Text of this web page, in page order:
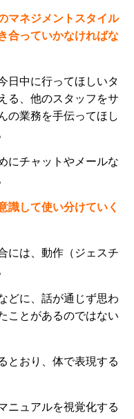
マネジメントスタイル
合っていかなければな
日中に行ってほしいタ
る、他のスタッフをサ
の業務を手伝ってほし
にチャットやメールな
識して使い分けていく
には、動作（ジェスチ
どに、話が通じず思わ
ことがあるのではない
とおり、体で表現する
ニュアルを視覚化する